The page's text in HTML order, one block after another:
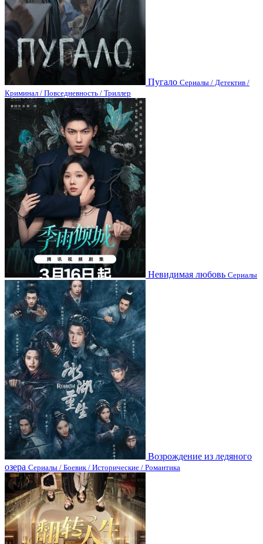
Пугало Сериалы / Детектив /
Криминал / Повседневность / Триллер
Невидимая любовь Сериалы
Возрождение из ледяного
озера Сериалы / Боевик / Исторические / Романтика